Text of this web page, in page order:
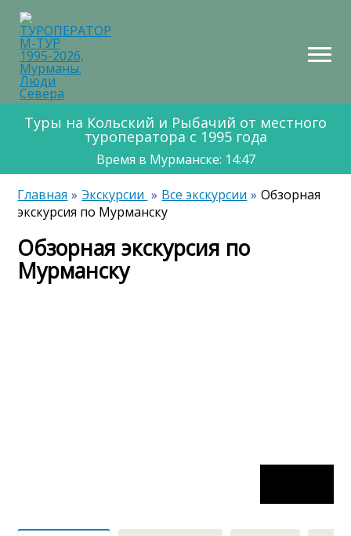
КАРТА
МАРШРУТОВ
Туры на Кольский и Рыбачий от местного
туроператора с 1995 года
Время в Мурманске: 14:47
Главная Экскурсии Все экскурсии
Обзорная
экскурсия по Мурманску
Обзорная экскурсия по
Мурманску